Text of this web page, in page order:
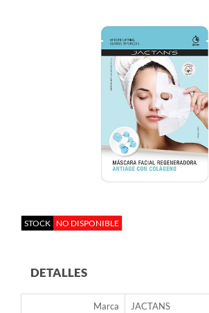
STOCK NO DISPONIBLE
DETALLES
Marca JACTANS